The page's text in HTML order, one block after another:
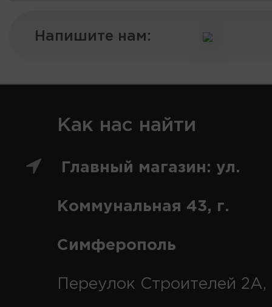
Напишите нам:
Как нас найти
Главный магазин: ул.
Коммунальная 43, г.
Симферополь
Переулок Строителей 2А,